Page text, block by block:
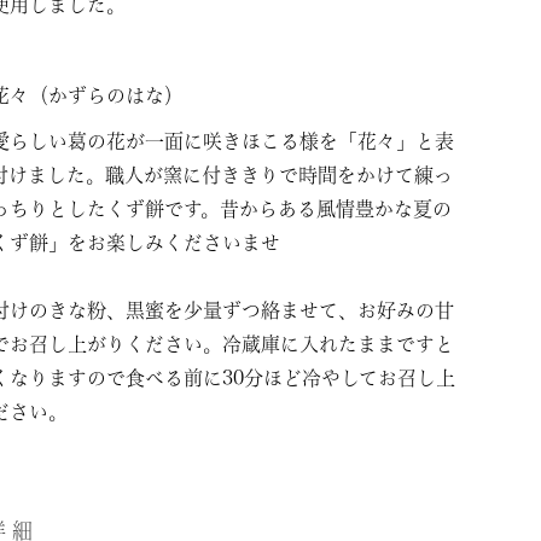
（かずらのはな）
らしい葛の花が一面に咲きほこる様を「花々」と表
けました。職人が窯に付ききりで時間をかけて練っ
ちりとしたくず餅です。昔からある風情豊かな夏の
ず餅」をお楽しみくださいませ
のきな粉、黒蜜を少量ずつ絡ませて、お好みの甘
お召し上がりください。冷蔵庫に入れたままですと
なりますので食べる前に30分ほど冷やしてお召し上
い。
細